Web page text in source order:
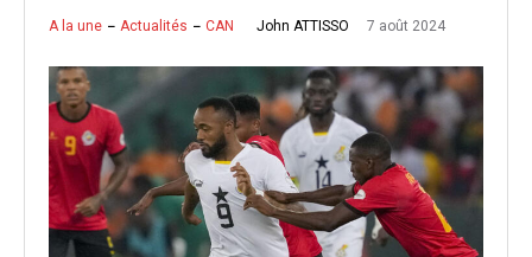
A la une Actualités CAN John ATTISSO 7 août 2024